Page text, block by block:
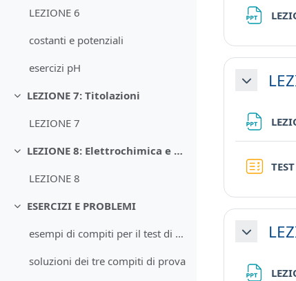
LEZIONE 6
costanti e potenziali
esercizi pH
Minimizza
LEZIONE 7: Titolazioni
LEZIONE 7
Minimizza
LEZIONE 8: Elettrochimica e CA
LEZIONE 8
Minimizza
ESERCIZI E PROBLEMI
esempi di compiti per il test di autovalutazione
soluzioni dei tre compiti di prova
Minimizza
Minimizza